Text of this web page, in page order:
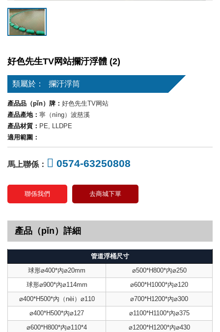
好色先生TV网站攔汙浮體 (2)
類屬於： 攔汙浮筒
產品品（pǐn）牌： 好色先生TV网站
產品產地： 寧（níng）波慈溪
產品材質： PE, LLDPE
適用範圍：
馬上聯係： 0574-63250808
聯係我們 去商城下單
產品（pǐn）詳細
管道浮桶尺寸
球形⌀400*內⌀20mm
⌀500*H800*內⌀250
球形⌀900*內⌀114mm
⌀600*H1000*內⌀120
⌀400*H500*內（nèi）⌀110
⌀700*H1200*內⌀300
⌀400*H500*內⌀127
⌀1100*H1100*內⌀375
⌀600*H800*內⌀110*4
⌀1200*H1200*內⌀430